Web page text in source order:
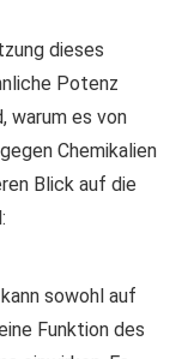
dieses
Potenz
warum es von
Chemikalien
Blick auf die
sowohl auf
Funktion des